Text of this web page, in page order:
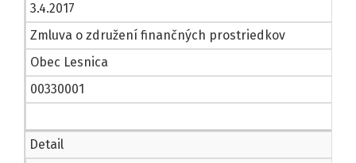
3.4.2017
Zmluva o združení finančných prostriedkov
Obec Lesnica
00330001
Detail